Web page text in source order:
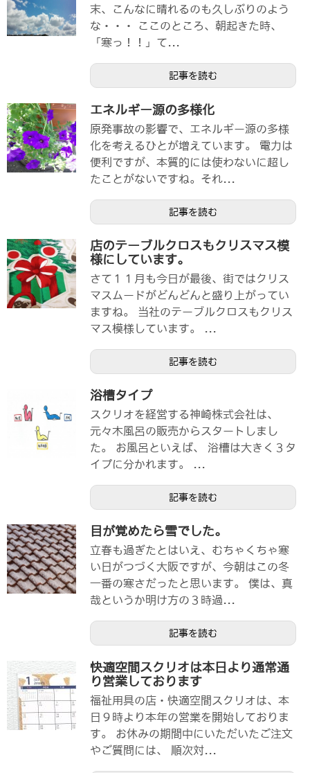
末、こんなに晴れるのも久しぶりのよう
な・・・ ここのところ、朝起きた時、
「寒っ！！」て...
記事を読む
エネルギー源の多様化
原発事故の影響で、エネルギー源の多様
化を考えるひとが増えています。 電力は
便利ですが、本質的には使わないに超し
たことがないですね。それ...
記事を読む
店のテーブルクロスもクリスマス模
様にしています。
さて１１月も今日が最後、街ではクリス
マスムードがどんどんと盛り上がってい
ますね。 当社のテーブルクロスもクリス
マス模様しています。 ...
記事を読む
浴槽タイプ
スクリオを経営する神崎株式会社は、
元々木風呂の販売からスタートしまし
た。 お風呂といえば、 浴槽は大きく３タ
イプに分かれます。 ...
記事を読む
目が覚めたら雪でした。
立春も過ぎたとはいえ、むちゃくちゃ寒
い日がつづく大阪ですが、今朝はこの冬
一番の寒さだったと思います。 僕は、真
哉というか明け方の３時過...
記事を読む
快適空間スクリオは本日より通常通
り営業しております
福祉用具の店・快適空間スクリオは、本
日９時より本年の営業を開始しておりま
す。 お休みの期間中にいただいたご注文
やご質問には、 順次対...